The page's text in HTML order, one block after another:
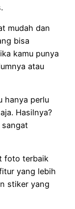
mudah dan
bisa
kamu punya
atau
hanya perlu
Hasilnya?
sangat
foto terbaik
yang lebih
stiker yang